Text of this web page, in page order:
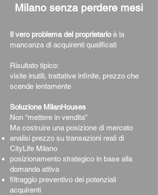
Milano senza perdere mesi
Il vero problema del proprietarioè la
mancanza di acquirenti qualificati
Risultato tipico:
visite inutili, trattative infinite, prezzo che
scende lentamente
Soluzione MilanHouses
Non “mettere in vendita”
Ma costruire una posizione di mercato
analisi prezzo su transazioni reali di
CityLife Milano
posizionamento strategico in base alla
domanda attiva
filtraggio preventivo dei potenziali
acquirenti